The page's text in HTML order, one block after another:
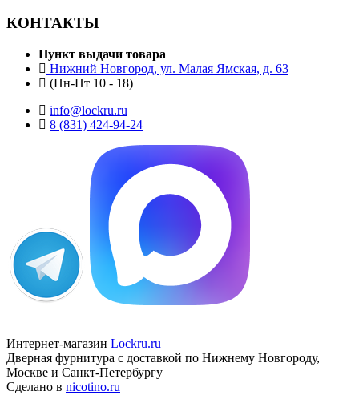
КОНТАКТЫ
Пункт выдачи товара
Нижний Новгород, ул. Малая Ямская, д. 63
(Пн-Пт 10 - 18)
info@lockru.ru
8 (831) 424-94-24
Интернет-магазин Lockru.ru
Дверная фурнитура с доставкой по Нижнему Новгороду,
Москве и Санкт-Петербургу
Сделано в nicotino.ru